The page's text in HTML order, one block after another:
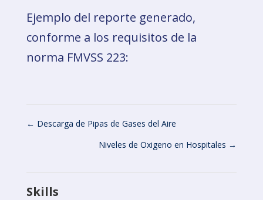
Ejemplo del reporte generado,
conforme a los requisitos de la
norma FMVSS 223:
← Descarga de Pipas de Gases del Aire
Niveles de Oxigeno en Hospitales →
Skills